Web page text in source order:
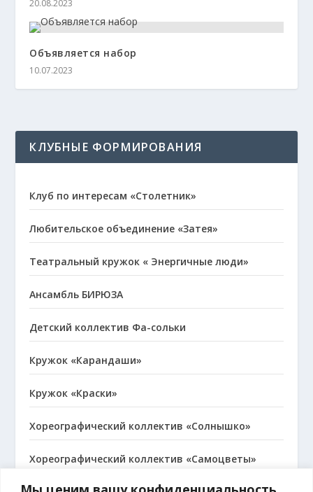
20.08.2023
Объявляется набор
10.07.2023
КЛУБНЫЕ ФОРМИРОВАНИЯ
Клуб по интересам «Столетник»
Любительское объединение «Затея»
Театральный кружок « Энергичные люди»
Ансамбль БИРЮЗА
Детский коллектив Фа-сольки
Кружок «Карандаши»
Кружок «Краски»
Хореографический коллектив «Солнышко»
Хореографический коллектив «Самоцветы»